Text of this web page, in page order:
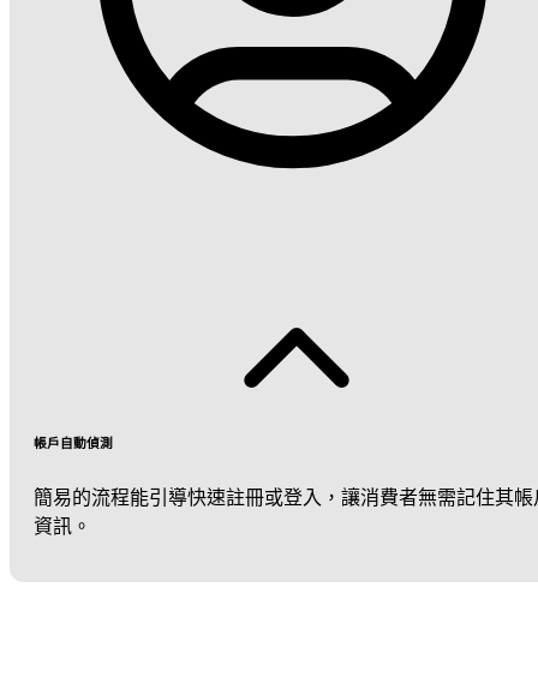
帳戶自動偵測
簡易的流程能引導快速註冊或登入，讓消費者無需記住其帳
資訊。